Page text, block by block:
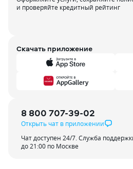
и проверяйте кредитный рейтинг
Скачать приложение
8 800 707-39-02
Открыть чат в приложении
Чат доступен 24/7. Служба
до 21:00 по Москве